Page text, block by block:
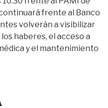
frente al Banco
volverán a visibilizar
haberes, el acceso a
y el mantenimiento